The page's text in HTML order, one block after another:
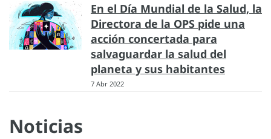
En el Día Mundial de la Salud, la
Directora de la OPS pide una
acción concertada para
salvaguardar la salud del
planeta y sus habitantes
7 Abr 2022
Noticias